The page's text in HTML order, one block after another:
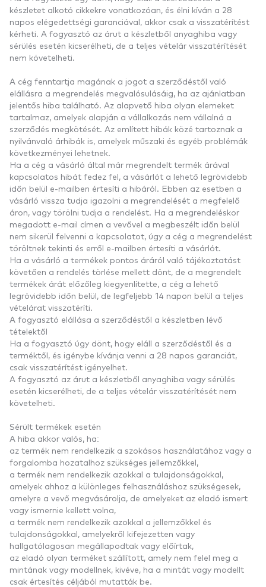
készletet alkotó cikkekre vonatkozóan, és élni kíván a 28
napos elégedettségi garanciával, akkor csak a visszatérítést
kérheti. A fogyasztó az árut a készletből anyaghiba vagy
sérülés esetén kicserélheti, de a teljes vételár visszatérítését
nem követelheti.
A cég fenntartja magának a jogot a szerződéstől való
elállásra a megrendelés megvalósulásáig, ha az ajánlatban
jelentős hiba található. Az alapvető hiba olyan elemeket
tartalmaz, amelyek alapján a vállalkozás nem vállalná a
szerződés megkötését. Az említett hibák közé tartoznak a
nyilvánvaló árhibák is, amelyek műszaki és egyéb problémák
következményei lehetnek.
Ha a cég a vásárló által már megrendelt termék árával
kapcsolatos hibát fedez fel, a vásárlót a lehető legrövidebb
időn belül e-mailben értesíti a hibáról. Ebben az esetben a
vásárló vissza tudja igazolni a megrendelését a megfelelő
áron, vagy törölni tudja a rendelést. Ha a megrendeléskor
megadott e-mail címen a vevővel a megbeszélt időn belül
nem sikerül felvenni a kapcsolatot, úgy a cég a megrendelést
töröltnek tekinti és erről e-mailben értesíti a vásárlót.
Ha a vásárló a termékek pontos áráról való tájékoztatást
követően a rendelés törlése mellett dönt, de a megrendelt
termékek árát előzőleg kiegyenlítette, a cég a lehető
legrövidebb időn belül, de legfeljebb 14 napon belül a teljes
vételárat visszatéríti.
A fogyasztó elállása a szerződéstől a készletben lévő
tételektől
Ha a fogyasztó úgy dönt, hogy eláll a szerződéstől és a
terméktől, és igénybe kívánja venni a 28 napos garanciát
csak visszatérítést igényelhet.
A fogyasztó az árut a készletből anyaghiba vagy sérülés
esetén kicserélheti, de a teljes vételár visszatérítését nem
követelheti.
Sérült termékek esetén
A hiba akkor valós, ha:
az termék nem rendelkezik a szokásos használatához vagy a
forgalomba hozatalhoz szükséges jellemzőkkel,
a termék nem rendelkezik azokkal a tulajdonságokkal,
amelyek ahhoz a különleges felhasználáshoz szükségesek,
amelyre a vevő megvásárolja, de amelyeket az eladó ismert
vagy ismernie kellett volna,
a termék nem rendelkezik azokkal a jellemzőkkel és
tulajdonságokkal, amelyekről kifejezetten vagy
hallgatólagosan megállapodtak vagy előírtak,
az eladó olyan terméket szállított, amely nem felel meg a
mintának vagy modellnek, kivéve, ha a mintát vagy modellt
csak értesítés céljából mutatták be.